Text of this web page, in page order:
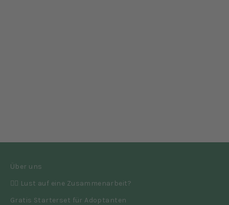
Über uns
👉🏼 Lust auf eine Zusammenarbeit?
Gratis Starterset für Adoptanten